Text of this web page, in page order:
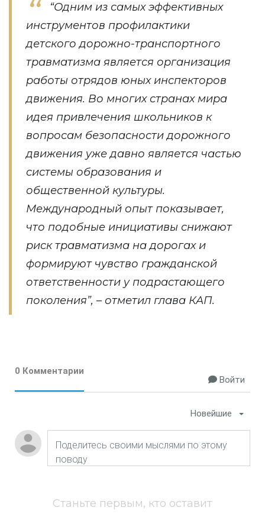
“Одним из самых эффективных
инструментов профилактики
детского дорожно-транспортного
травматизма является организация
работы отрядов юных инспекторов
движения. Во многих странах мира
идея привлечения школьников к
вопросам безопасности дорожного
движения уже давно является частью
системы образования и
общественной культуры.
Международный опыт показывает,
что подобные инициативы снижают
риск травматизма на дорогах и
формируют чувство гражданской
ответственности у подрастающего
поколения”, – отметил глава КАП.
0 Комментарии
Войти
Новейшие
Станьте первым, кто оставит